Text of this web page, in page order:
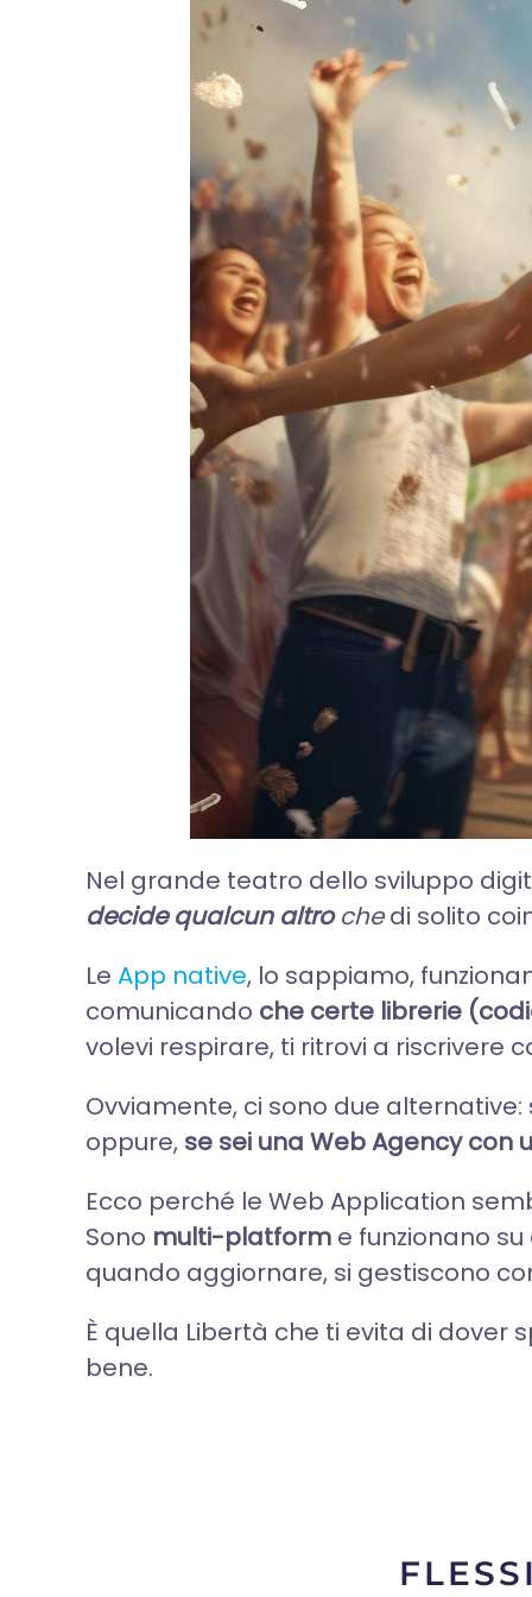
Nel grande teatro dello sviluppo
decide qualcun altrochedi solito
Le App native, lo sappiamo,
comunicando che certe librerie
volevi respirare, ti ritrovi a riscrivere
Ovviamente, ci sono due
oppure, se sei una Web Agency con
Ecco perché le Web Application
Sono multi-platform e funzionano
quando aggiornare, si gestiscono
È quella Libertà che ti evita di dover
bene.